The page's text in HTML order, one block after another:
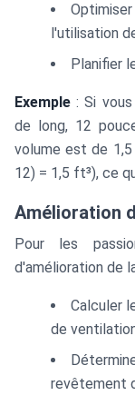
l'utilisation
Planifier
Exemple : Si
de long, 12
volume est de
12) = 1,5 ft³), ce
Amélioration
Pour les
d'amélioration de
Calculer
de
revêtement